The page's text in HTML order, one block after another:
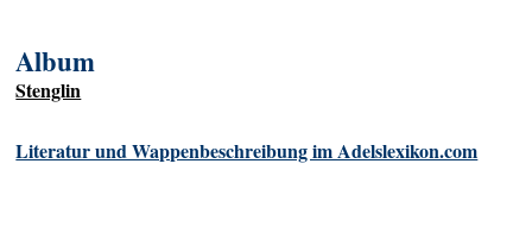
Album
Stenglin
Literatur und Wappenbeschreibung im Adelslexikon.com